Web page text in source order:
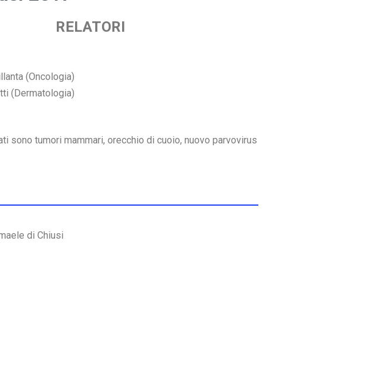
RELATORI
(Oncologia)
(Dermatologia)
sono tumori mammari, orecchio di cuoio, nuovo parvovirus
di Chiusi